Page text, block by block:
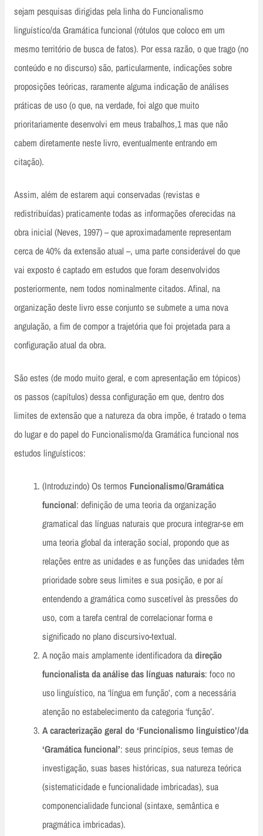
sejam pesquisas dirigidas pela linha do Funcionalismo
linguístico/da Gramática funcional (rótulos que coloco em um
mesmo território de busca de fatos). Por essa razão, o que trago (no
conteúdo e no discurso) são, particularmente, indicações sobre
proposições teóricas, raramente alguma indicação de análises
práticas de uso (o que, na verdade, foi algo que muito
prioritariamente desenvolvi em meus trabalhos,1 mas que não
cabem diretamente neste livro, eventualmente entrando em
citação).
Assim, além de estarem aqui conservadas (revistas e
redistribuídas) praticamente todas as informações oferecidas na
obra inicial (Neves, 1997) – que aproximadamente representam
cerca de 40% da extensão atual –, uma parte considerável do que
vai exposto é captado em estudos que foram desenvolvidos
posteriormente, nem todos nominalmente citados. Afinal, na
organização deste livro esse conjunto se submete a uma nova
angulação, a fim de compor a trajetória que foi projetada para a
configuração atual da obra.
São estes (de modo muito geral, e com apresentação em tópicos)
os passos (capítulos) dessa configuração em que, dentro dos
limites de extensão que a natureza da obra impõe, é tratado o tema
do lugar e do papel do Funcionalismo/da Gramática funcional nos
estudos linguísticos:
(Introduzindo) Os termos Funcionalismo/Gramática
funcional: definição de uma teoria da organização
gramatical das línguas naturais que procura integrar-se em
uma teoria global da interação social, propondo que as
relações entre as unidades e as funções das unidades têm
prioridade sobre seus limites e sua posição, e por aí
entendendo a gramática como suscetível às pressões do
uso, com a tarefa central de correlacionar forma e
significado no plano discursivo-textual.
A noção mais amplamente identificadora dadireção
funcionalista da análise das línguas naturais: foco no
uso linguístico, na ‘língua em função’, com a necessária
atenção no estabelecimento da categoria ‘função’.
A caracterização geral do ‘Funcionalismo linguístico’/da
‘Gramática funcional’: seus princípios, seus temas de
investigação, suas bases históricas, sua natureza teórica
(sistematicidade e funcionalidade imbricadas), sua
componencialidade funcional (sintaxe, semântica e
pragmática imbricadas).